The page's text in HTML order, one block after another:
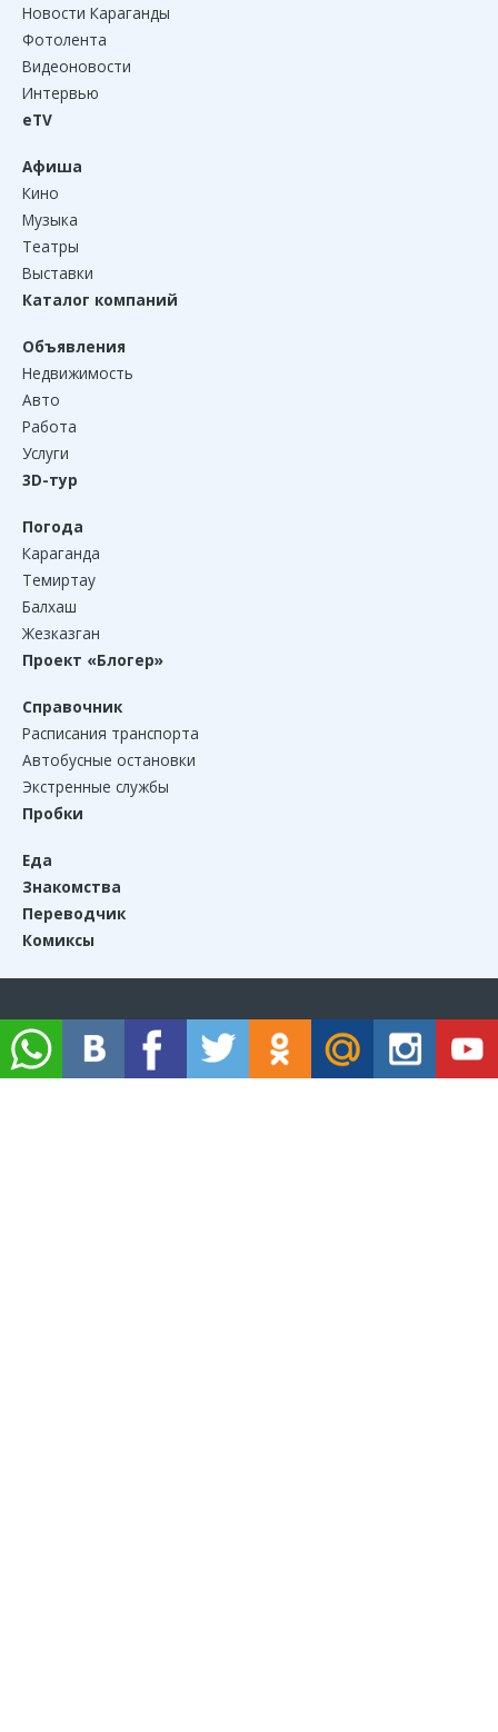
Новости Караганды
Фотолента
Видеоновости
Интервью
eTV
Афиша
Кино
Музыка
Театры
Выставки
Каталог компаний
Объявления
Недвижимость
Авто
Работа
Услуги
3D-тур
Погода
Караганда
Темиртау
Балхаш
Жезказган
Проект «Блогер»
Справочник
Расписания транспорта
Автобусные остановки
Экстренные службы
Пробки
Еда
Знакомства
Переводчик
Комиксы